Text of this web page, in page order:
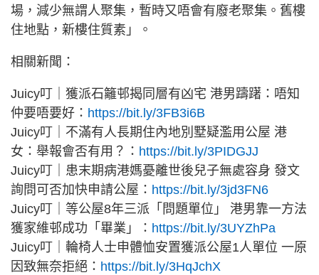
場，減少無謂人聚集，暫時又唔會有廢老聚集。舊樓
住地點，新樓住質素」。
相關新聞：
Juicy叮｜獲派石籬邨揭同層有凶宅 港男躊躇：唔知
仲要唔要好： https://bit.ly/3FB3i6B
Juicy叮｜不滿有人長期住內地別墅疑濫用公屋 港
女：舉報會否有用？： https://bit.ly/3PIDGJJ
Juicy叮｜患末期病港媽憂離世後兒子無處容身 發文
詢問可否加快申請公屋： https://bit.ly/3jd3FN6
Juicy叮｜等公屋8年三派「問題單位」 港男靠一方法
獲家維邨成功「畢業」： https://bit.ly/3UYZhPa
Juicy叮｜輪椅人士申體恤安置獲派公屋1人單位 一原
因致無奈拒絕： https://bit.ly/3HqJchX